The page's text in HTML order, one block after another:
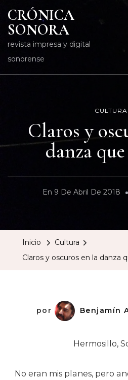
CRÓNICA
SONORA
revista impresa y digital
sonorense
CULTURA
Claros y
danza
En 9 De Abril De 2018
Inicio
Cultura
Claros y oscuros en la danza
por Benjamín
Hermosillo,
No eran mis planes, pero